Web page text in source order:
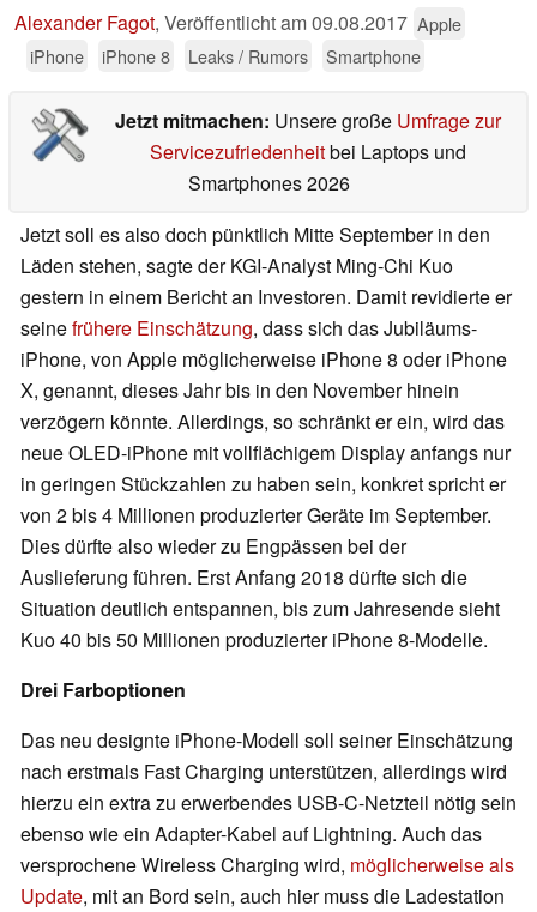
Alexander Fagot, Veröffentlicht am09.08.2017 Apple
iPhone
iPhone 8 Leaks / Rumors Smartphone
Jetzt mitmachen: Unsere große Umfrage zur
Servicezufriedenheitbei Laptops und
Smartphones 2026
Jetzt soll es also doch pünktlich Mitte September in den
Läden stehen, sagte der KGI-Analyst Ming-Chi Kuo
gestern in einem Bericht an Investoren. Damit revidierte er
seinefrühere Einschätzung, dass sich das Jubiläums-
iPhone, von Apple möglicherweise iPhone 8 oder iPhone
X, genannt, dieses Jahr bis in den November hinein
verzögern könnte. Allerdings, so schränkt er ein, wird das
neue OLED-iPhone mit vollflächigem Display anfangs nur
in geringen Stückzahlen zu haben sein, konkret spricht er
von 2 bis 4 Millionen produzierter Geräte im September.
Dies dürfte also wieder zu Engpässen bei der
Auslieferung führen. Erst Anfang 2018 dürfte sich die
Situation deutlich entspannen, bis zum Jahresende sieht
Kuo 40 bis 50 Millionen produzierter iPhone 8-Modelle.
Drei Farboptionen
Das neu designte iPhone-Modell soll seiner Einschätzung
nach erstmals Fast Charging unterstützen, allerdings wird
hierzu ein extra zu erwerbendes USB-C-Netzteil nötig sein
ebenso wie ein Adapter-Kabel auf Lightning. Auch das
versprochene Wireless Charging wird, möglicherweise als
Update, mit an Bord sein, auch hier muss die Ladestation